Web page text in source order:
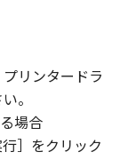
キヤノン
は販売店
して、商
証を含
たるとを
リンタードラ
。
場合
］をクリック